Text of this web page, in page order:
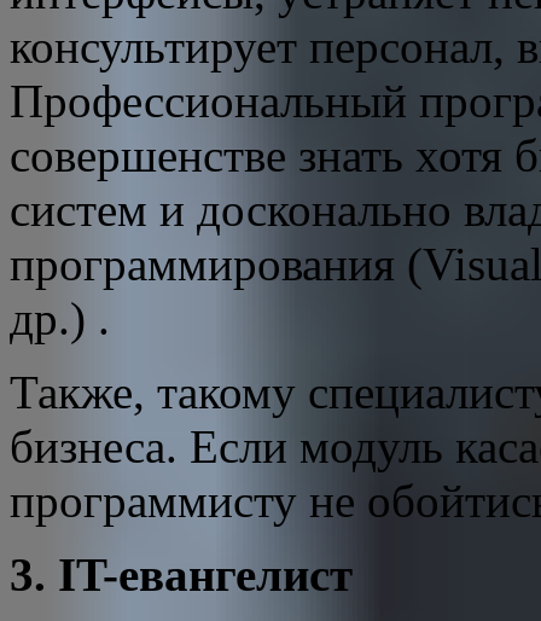
консультирует персонал,
Профессиональный
совершенстве знать
систем и досконально
программирования
др.) .
Также, такому
бизнеса. Если модуль
программисту не
3. IT-евангелист